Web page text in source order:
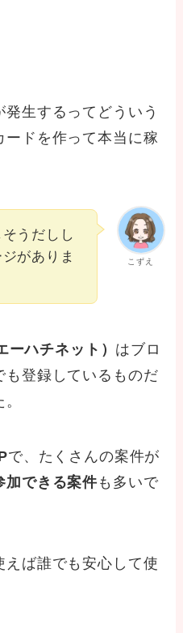
生するってどういう
ードを作って本当に稼
こずえ
うだしし
がありま
ハチネット） はブロ
も登録しているものだ
で、たくさんの案件が
加できる案件 も多いで
ば誰でも安心して使